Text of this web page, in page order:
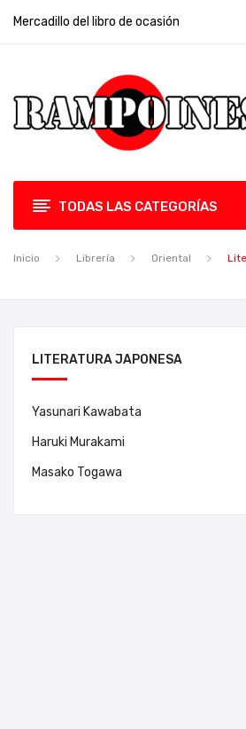
Mercadillo del libro de ocasión
TODAS LAS CATEGORÍAS
Inicio Librería Oriental
LITERATURA JAPONESA
Yasunari Kawabata
Haruki Murakami
Masako Togawa